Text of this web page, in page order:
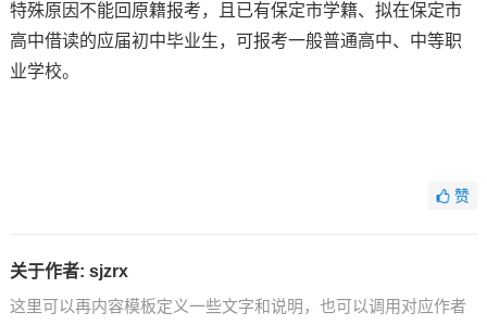
特殊原因不能回原籍报考，且已有保定市学籍、拟在保定市
高中借读的应届初中毕业生，可报考一般普通高中、中等职
业学校。
赞
关于作者: sjzrx
这里可以再内容模板定义一些文字和说明，也可以调用对应作者